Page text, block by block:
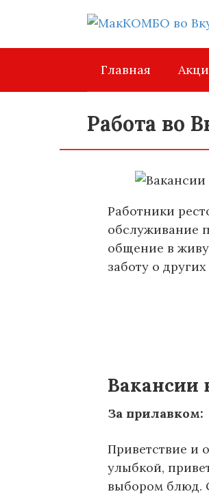
контенту
Главная
Работа во
Работники
обслуживание
общение в
заботу о
Вакансии
За прилавком:
Приветствие и
улыбкой,
выбором блюд.